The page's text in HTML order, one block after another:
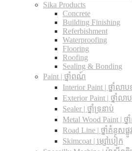
Sika Products
Concrete
Building Finishing
Referbishment
Waterproofing
Flooring
Roofing
Sealing & Bonding
Paint | ថ្នាំពណ៍
Interior Paint | ថ្នាំលាប
Exterior Paint | ថ្នាំលា
Sealer | ថ្នាំទ្រនាប់
Metal Wood Paint |
Road Line | ថ្នាំគំនូសផ្លូវ
Skimcoat | ម្សៅបៀក